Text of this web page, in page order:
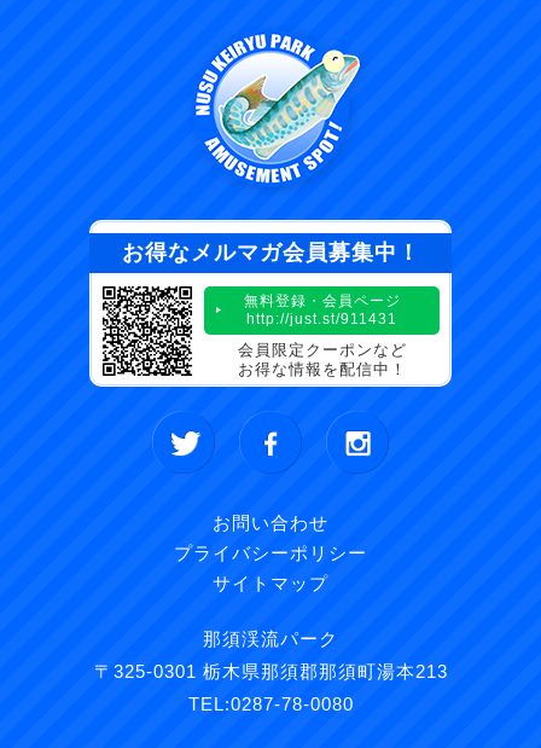
お得なメルマガ会員募集中！
無料登録・会員ページ
http://just.st/911431
会員限定クーポンなど
お得な情報を配信中！
お問い合わせ
プライバシーポリシー
サイトマップ
那須渓流パーク
〒325-0301 栃木県那須郡那須町湯本213
TEL:0287-78-0080